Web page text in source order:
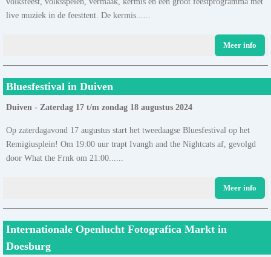
live muziek in de feesttent. De kermis......
Meer info
Bluesfestival in Duiven
Duiven - Zaterdag 17 t/m zondag 18 augustus 2024
Op zaterdagavond 17 augustus start het tweedaagse Bluesfestival op het
Remigiusplein! Om 19:00 uur trapt Ivangh and the Nightcats af, gevolgd
door What the Frnk om 21:00......
Meer info
Internationale Openlucht Fotografica Markt in
Doesburg